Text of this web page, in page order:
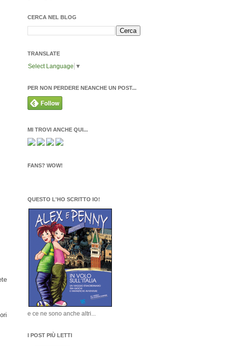
CERCA NEL BLOG
TRANSLATE
Select Language ▼
PER NON PERDERE NEANCHE UN POST...
MI TROVI ANCHE QUI...
FANS? WOW!
QUESTO L'HO SCRITTO IO!
e ce ne sono anche altri...
I POST PIÙ LETTI